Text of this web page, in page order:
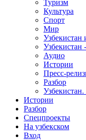
Туризм
Культура
Спорт
Мир
Узбекистан
Узбекистан
Аудио
Истории
Пресс-
Разбор
Истории
Разбор
Спецпроекты
На узбекском
Вход